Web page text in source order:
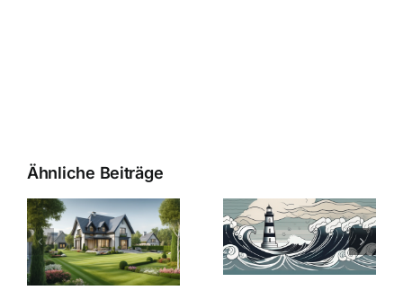
Ähnliche Beiträge
Bauzinsen im
Sturm: Die
aktuelle
Entwicklung
Die Evolution
der
Bauzinsen: Ein
Blick in die